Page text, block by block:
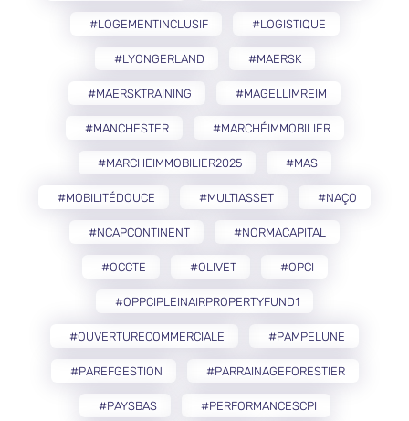
#LOGEMENTINCLUSIF #LOGISTIQUE
#LYONGERLAND #MAERSK
#MAERSKTRAINING #MAGELLIMREIM
#MANCHESTER #MARCHÉIMMOBILIER
#MARCHEIMMOBILIER2025 #MAS
#MOBILITÉDOUCE #MULTIASSET #NAÇO
#NCAPCONTINENT #NORMACAPITAL
#OCCTE #OLIVET #OPCI
#OPPCIPLEINAIRPROPERTYFUND1
#OUVERTURECOMMERCIALE #PAMPELUNE
#PAREFGESTION #PARRAINAGEFORESTIER
#PAYSBAS #PERFORMANCESCPI